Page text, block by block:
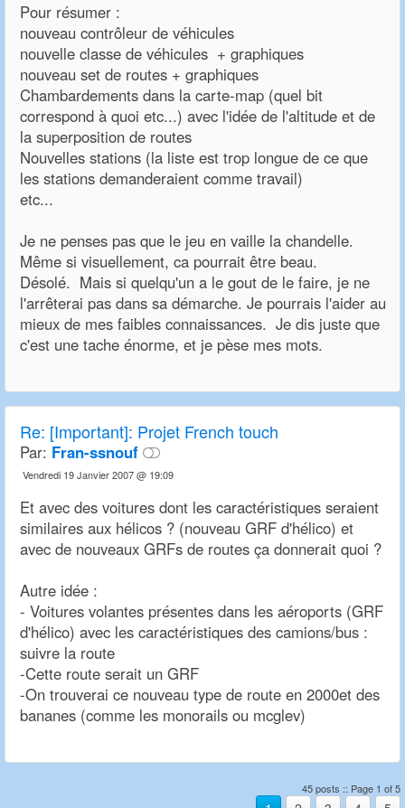
Pour résumer :
nouveau contrôleur de véhicules
nouvelle classe de véhicules + graphiques
nouveau set de routes + graphiques
Chambardements dans la carte-map (quel bit
correspond à quoi etc...) avec l'idée de l'altitude et de
la superposition de routes
Nouvelles stations (la liste est trop longue de ce que
les stations demanderaient comme travail)
etc...
Je ne penses pas que le jeu en vaille la chandelle.
Même si visuellement, ca pourrait être beau.
Désolé. Mais si quelqu'un a le gout de le faire, je ne
l'arrêterai pas dans sa démarche. Je pourrais l'aider au
mieux de mes faibles connaissances. Je dis juste que
c'est une tache énorme, et je pèse mes mots.
Re: [Important]: Projet French touch
Par: Fran-ssnouf
Vendredi 19 Janvier 2007 @ 19:09
Et avec des voitures dont les caractéristiques seraient
similaires aux hélicos ? (nouveau GRF d'hélico) et
avec de nouveaux GRFs de routes ça donnerait quoi ?
Autre idée :
- Voitures volantes présentes dans les aéroports (GRF
d'hélico) avec les caractéristiques des camions/bus :
suivre la route
-Cette route serait un GRF
-On trouverai ce nouveau type de route en 2000et des
bananes (comme les monorails ou mcglev)
45 posts :: Page 1 of 5